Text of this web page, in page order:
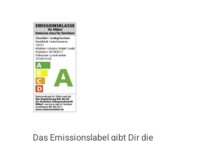
Das Emissionslabel gibt Dir die